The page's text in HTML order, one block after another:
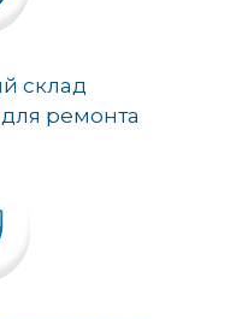
склад
ремонта